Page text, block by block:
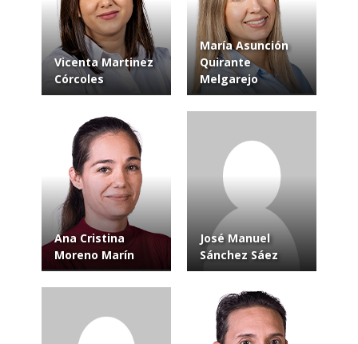
Vicenta Martinez
Córcoles
María Asunción
Quirante
Melgarejo
Ana Cristina
Moreno Marín
José Manuel
Sánchez Sáez